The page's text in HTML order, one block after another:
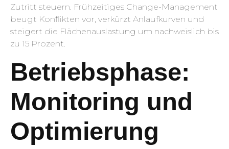
Zutritt steuern. Frühzeitiges Change-Management
beugt Konflikten vor, verkürzt Anlaufkurven und
steigert die Flächenauslastung um nachweislich bis
zu 15 Prozent.
Betriebsphase:
Monitoring und
Optimierung